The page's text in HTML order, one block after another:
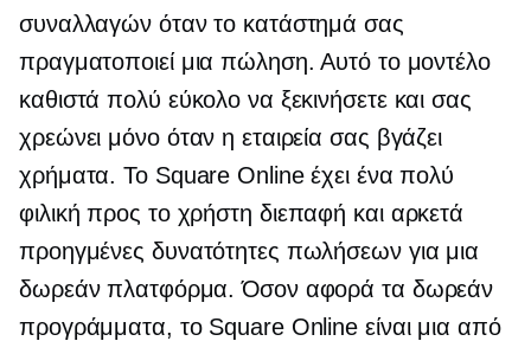
συναλλαγών όταν το κατάστημά σας
πραγματοποιεί μια πώληση. Αυτό το μοντέλο
καθιστά πολύ εύκολο να ξεκινήσετε και σας
χρεώνει μόνο όταν η εταιρεία σας βγάζει
χρήματα. Το Square Online έχει ένα πολύ
φιλική προς το χρήστη διεπαφή και αρκετά
προηγμένες δυνατότητες πωλήσεων για μια
δωρεάν πλατφόρμα. Όσον αφορά τα δωρεάν
προγράμματα, το Square Online είναι μια από